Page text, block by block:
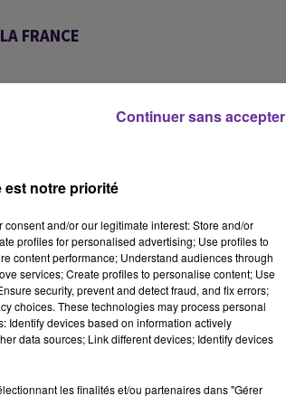
FRANCE
dans la société
du Forum
fondateur du CRAN,
territoriales. Ils
quartiers révèle
la ville, et évoquent les
leur rôle d’atout
est notre priorité
and/or our legitimate interest: Store and/or
profiles for personalised advertising; Use profiles to
content performance; Understand audiences through
services; Create profiles to personalise content; Use
security, prevent and detect fraud, and fix errors;
choices. These technologies may process personal
Identify devices based on information actively
data sources; Link different devices; Identify devices
les finalités et/ou partenaires dans "Gérer
Continuer sans accepter